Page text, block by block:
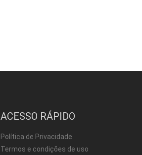
ACESSO RÁPIDO
Política de Privacidade
Termos e condições de uso